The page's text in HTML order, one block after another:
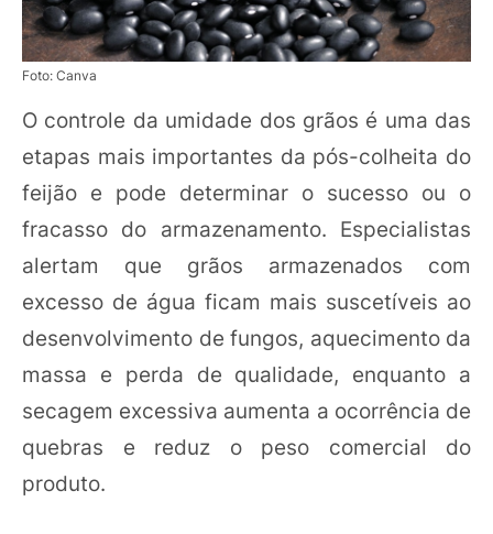
Foto: Canva
O controle da umidade dos grãos é uma das
etapas mais importantes da pós-colheita do
feijão e pode determinar o sucesso ou o
fracasso do armazenamento. Especialistas
alertam que grãos armazenados com
excesso de água ficam mais suscetíveis ao
desenvolvimento de fungos, aquecimento da
massa e perda de qualidade, enquanto a
secagem excessiva aumenta a ocorrência de
quebras e reduz o peso comercial do
produto.